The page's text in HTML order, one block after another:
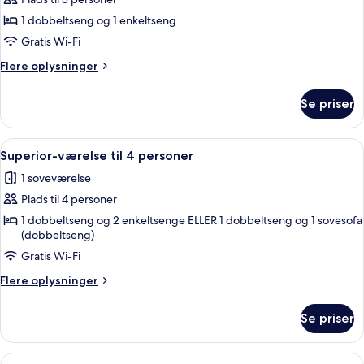
Comfort-
værelse
1 dobbeltseng og 1 enkeltseng
Gratis Wi-Fi
Flere oplysninger
Flere
værelse
Se priser
Indlæs
alle
billeder
af
Superior-
værelse
til
4
Et værelse med en stenvæg, en
4
Superior-værelse til 4 personer
1 soveværelse
Plads til 4 personer
1 dobbeltseng og 2 enkeltsenge ELLER 1 dobbeltseng og 1 sovesofa
(dobbeltseng)
Gratis Wi-Fi
Flere oplysninger
Flere
værelse
til
Se priser
Et rum med højt til loftet, hvælvede